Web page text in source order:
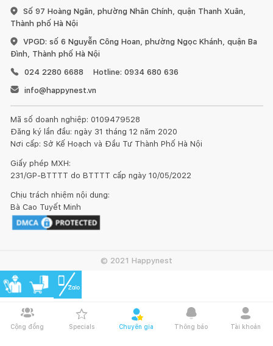
Cộng đồng Specials Chuyên gia Thông báo Tài khoản
Số 97 Hoàng Ngân, phường Nhân Chính, quận Thanh Xuân,
Thành phố Hà Nội
VPGD: số 6 Nguyễn Công Hoan, phường Ngọc Khánh, quận Ba
Đình, Thành phố Hà Nội
024 2280 6688
Hotline: 0934 680 636
info@happynest.vn
Mã số doanh nghiệp: 0109479528
Đăng ký lần đầu: ngày 31 tháng 12 năm 2020
Nơi cấp: Sở Kế Hoạch và Đầu Tư Thành Phố Hà Nội
Giấy phép MXH:
231/GP-BTTTT do BTTTT cấp ngày 10/05/2022
Chịu trách nhiệm nội dung:
Bà Cao Tuyết Minh
© 2021 Happynest